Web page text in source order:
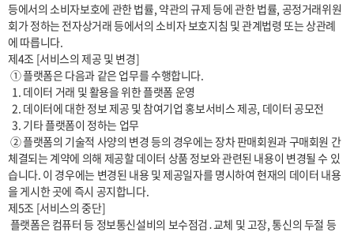
등에서의 소비자보호에 관한 법률, 약관의 규제 등에 관한 법률, 공정거래위원
회가 정하는 전자상거래 등에서의 소비자 보호지침 및 관계법령 또는 상관례
에 따릅니다.
제4조 [서비스의 제공 및 변경]
  2. 데이터에 대한 정보 제공 및 참여기업 홍보서비스 제공, 데이터 공모전
  3. 기타 플랫폼이 정하는 업무
체결되는 계약에 의해 제공할 데이터 상품 정보와 관련된 내용이 변경될 수 있
습니다. 이 경우에는 변경된 내용 및 제공일자를 명시하여 현재의 데이터 내용
을 게시한 곳에 즉시 공지합니다.
제5조 [서비스의 중단]